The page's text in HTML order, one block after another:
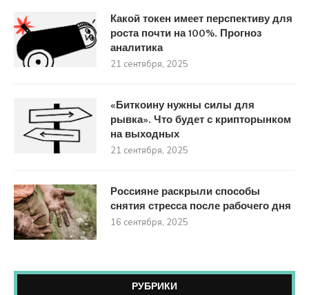
Какой токен имеет перспективу для
роста почти на 100%. Прогноз
аналитика
21 сентября, 2025
«Биткоину нужны силы для
рывка». Что будет с крипторынком
на выходных
21 сентября, 2025
Россияне раскрыли способы
снятия стресса после рабочего дня
16 сентября, 2025
РУБРИКИ